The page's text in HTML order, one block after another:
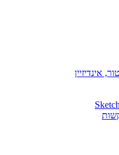
אינדיזיין